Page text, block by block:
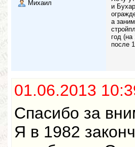
Михаил
и
а
год
после
01.06.2013
Спасибо за
Я в 1982